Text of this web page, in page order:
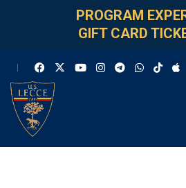
PROGRAM
GIFT CARD